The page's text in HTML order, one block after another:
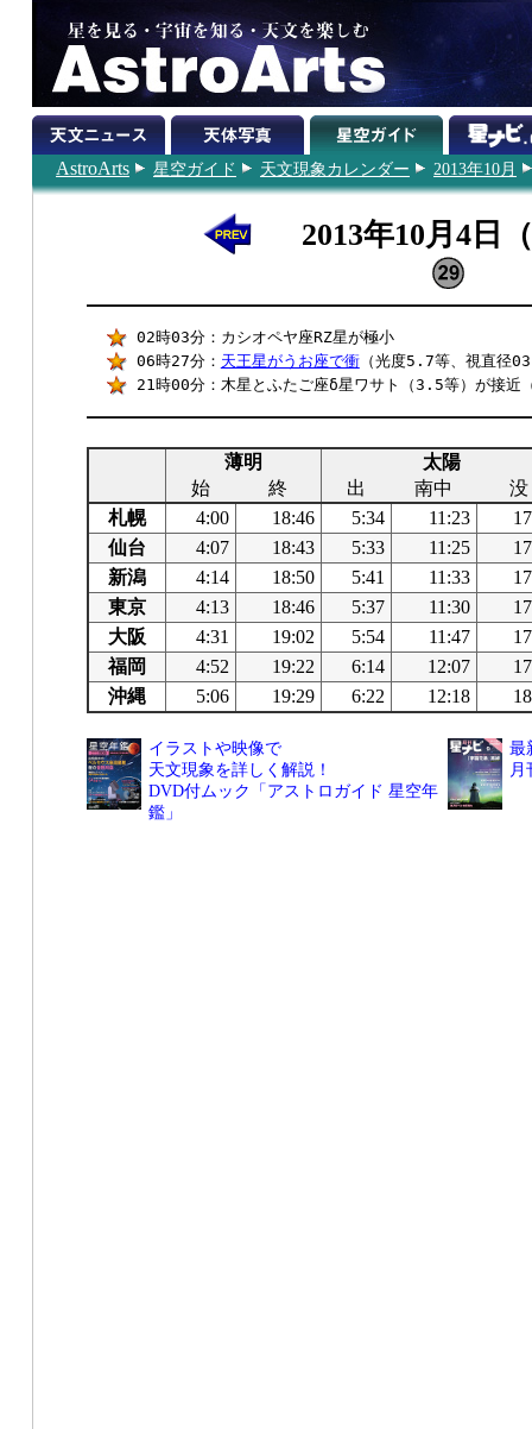
AstroArts 星空ガイド 天文現象カレンダー 2013年10月
2013年10月4日
02時03分：カシオペヤ座RZ星が極小
06時27分： 天王星がうお座で衝（光度5.7等、視直径
21時00分：木星とふたご座δ星ワサト（3.5等）が接
薄明
太陽
始
終 出 南中
没
札幌
4:00 18:46 5:34 11:23
仙台
4:07 18:43 5:33 11:25
新潟
4:14 18:50 5:41 11:33
東京
4:13 18:46 5:37 11:30
大阪
4:31 19:02 5:54 11:47
福岡
4:52 19:22 6:14 12:07
沖縄
5:06 19:29 6:22 12:18
イラストや映像で
天文現象を詳しく解説！
DVD付ムック「アストロガイド 星空年
鑑」
最
月